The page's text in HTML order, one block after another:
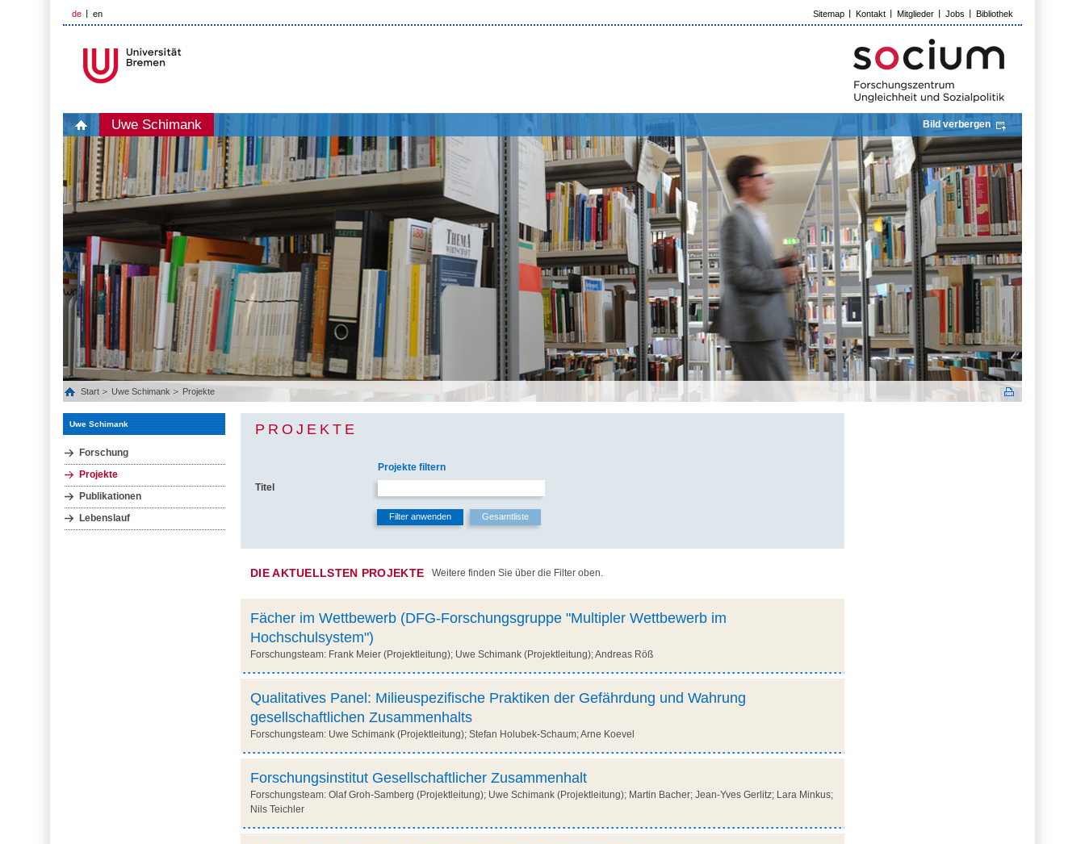
de en Sitemap Kontakt Mitglieder Jobs Bibliothek
Uwe Schimank Bild verbergen
Start Uwe Schimank Projekte
Uwe Schimank
Forschung
Projekte
Publikationen
Lebenslauf
PROJEKTE
Projekte filtern
Titel
DIE AKTUELLSTEN PROJEKTE Weitere finden Sie über die Filter oben.
Fächer im Wettbewerb (DFG-Forschungsgruppe "Multipler Wettbewerb im
Hochschulsystem")
Forschungsteam: Frank Meier (Projektleitung); Uwe Schimank (Projektleitung); Andreas Röß
Qualitatives Panel: Milieuspezifische Praktiken der Gefährdung und Wahrung
gesellschaftlichen Zusammenhalts
Forschungsteam: Uwe Schimank (Projektleitung); Stefan Holubek-Schaum; Arne Koevel
Forschungsinstitut Gesellschaftlicher Zusammenhalt
Forschungsteam: Olaf Groh-Samberg (Projektleitung); Uwe Schimank (Projektleitung); Martin Bacher; Jean-Yves Gerlitz; Lara Minkus;
Nils Teichler